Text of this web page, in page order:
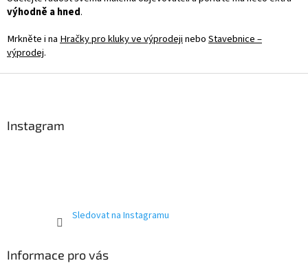
výhodně a hned.
Mrkněte i na Hračky pro kluky ve výprodejineboStavebnice –
výprodej.
Instagram
Sledovat na Instagramu
Informace pro vás